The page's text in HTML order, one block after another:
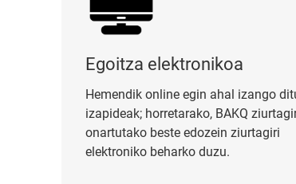
Egoitza elektronikoa
Hemendik online egin ahal izango
izapideak; horretarako, BAKQ
onartutako beste edozein ziurtagiri
elektroniko beharko duzu.